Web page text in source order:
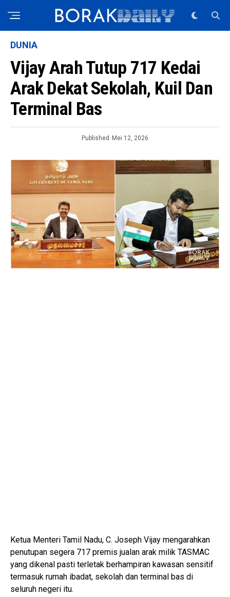
DUNIA
Vijay Arah Tutup 717 Kedai
Arak Dekat Sekolah, Kuil Dan
Terminal Bas
Published Mei 12, 2026
Ketua Menteri Tamil Nadu, C. Joseph Vijay mengarahkan
penutupan segera 717 premis jualan arak milik TASMAC
yang dikenal pasti terletak berhampiran kawasan sensitif
termasuk rumah ibadat, sekolah dan terminal bas di
seluruh negeri itu.